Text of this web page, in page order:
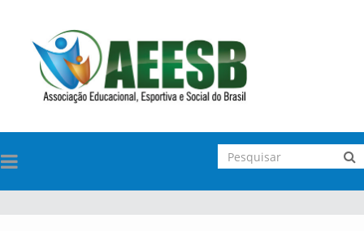
TOGGLE
NAVIGATION